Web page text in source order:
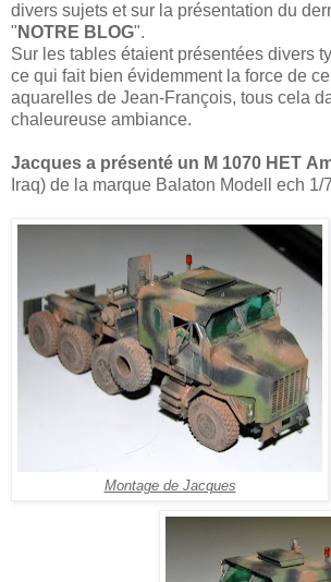
divers sujets et sur la présentation du
" NOTRE BLOG".
Sur les tables étaient présentées divers
ce qui fait bien évidemment la force de
aquarelles de Jean-François, tous cela
chaleureuse ambiance.
Jacques a présenté un M 1070 HET
Iraq) de la marque Balaton Modell ech 1/
Montage de Jacques